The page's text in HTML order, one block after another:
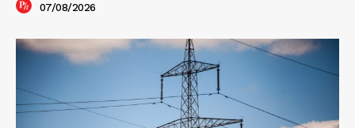
07/08/2026